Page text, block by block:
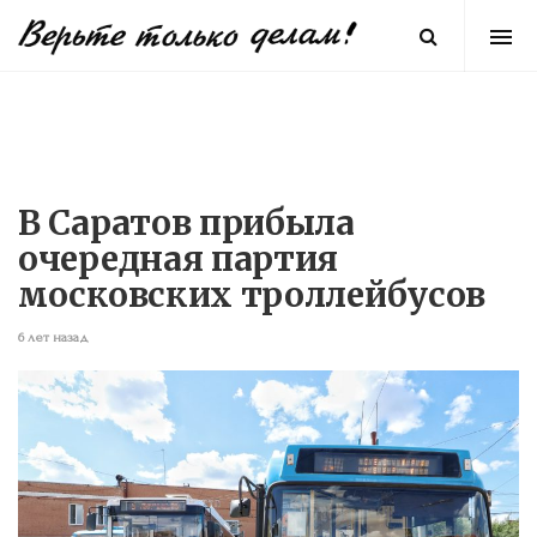
В Саратов прибыла
очередная партия
московских троллейбусов
6 лет назад